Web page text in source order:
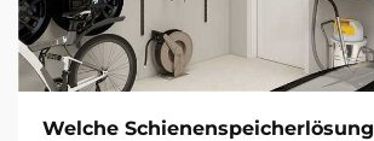
Welche